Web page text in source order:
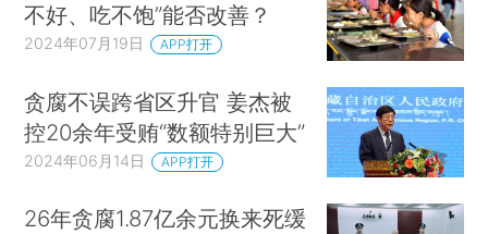
不好、吃不饱”能否改善？
2024年07月19日 APP打开
贪腐不误跨省区升官 姜杰被
控20余年受贿“数额特别巨大”
2024年06月14日 APP打开
26年贪腐1.87亿余元换来死缓